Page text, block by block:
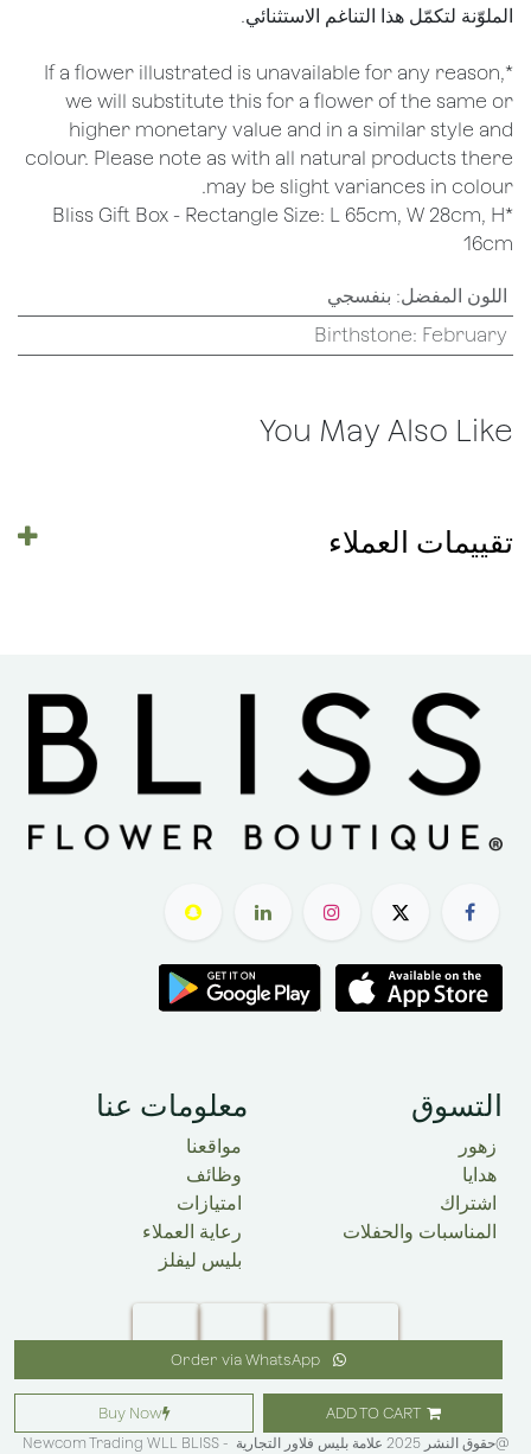
Order via WhatsApp
ADD TO CART
Buy Now
الملوّنة لتكمّل هذا التناغم الاستثنائي.
*If a flower illustrated is unavailable for any reason,
we will substitute this for a flower of the same or
higher monetary value and in a similar style and
colour. Please note as with all natural products there
may be slight variances in colour.
*Bliss Gift Box - Rectangle Size: L 65cm, W 28cm, H
16cm
اللون المفضل : بنفسجي
Birthstone :February
You May Also Like
تقييمات العملاء
التسوق
زهور
هدايا
اشتراك
المناسبات والحفلات
معلومات عنا
مواقعنا
وظائف
امتيازات
رعاية العملاء
بليس ليفلز
@حقوق النشر 2025 علامة بليس فلاور التجارية Newcom Trading WLL BLISS -